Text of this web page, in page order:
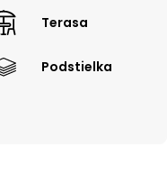
Terasa
Podstielka